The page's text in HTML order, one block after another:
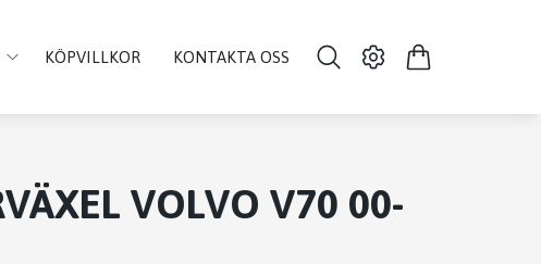
KÖPVILLKOR KONTAKTA OSS
VOLVO V70 00-